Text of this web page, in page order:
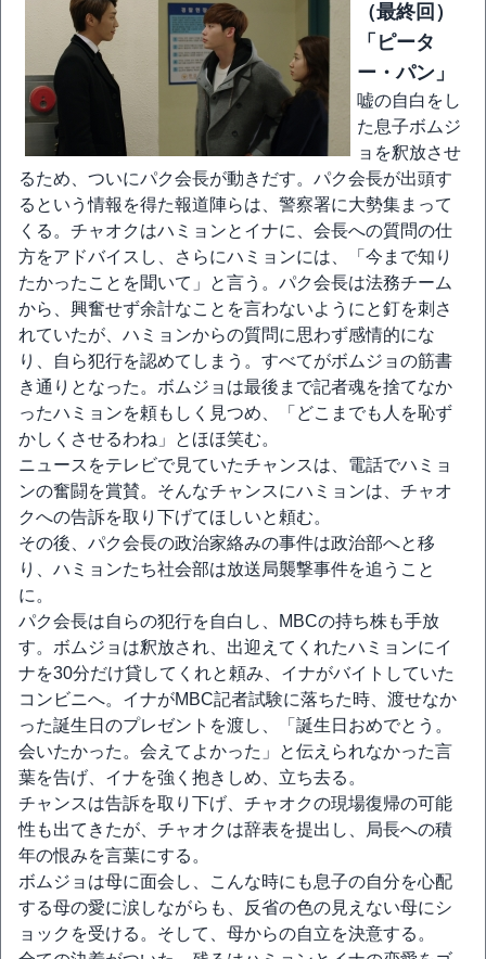
（最終回）
「ピータ
ー・パン」
嘘の自白をし
た息子ボムジ
ョを釈放させ
るため、ついにパク会長が動きだす。パク会長が出頭す
るという情報を得た報道陣らは、警察署に大勢集まって
くる。チャオクはハミョンとイナに、会長への質問の仕
方をアドバイスし、さらにハミョンには、「今まで知り
たかったことを聞いて」と言う。パク会長は法務チーム
から、興奮せず余計なことを言わないようにと釘を刺さ
れていたが、ハミョンからの質問に思わず感情的にな
り、自ら犯行を認めてしまう。すべてがボムジョの筋書
き通りとなった。ボムジョは最後まで記者魂を捨てなか
ったハミョンを頼もしく見つめ、「どこまでも人を恥ず
かしくさせるわね」とほほ笑む。
ニュースをテレビで見ていたチャンスは、電話でハミョ
ンの奮闘を賞賛。そんなチャンスにハミョンは、チャオ
クへの告訴を取り下げてほしいと頼む。
その後、パク会長の政治家絡みの事件は政治部へと移
り、ハミョンたち社会部は放送局襲撃事件を追うこと
に。
パク会長は自らの犯行を自白し、MBCの持ち株も手放
す。ボムジョは釈放され、出迎えてくれたハミョンにイ
ナを30分だけ貸してくれと頼み、イナがバイトしていた
コンビニへ。イナがMBC記者試験に落ちた時、渡せなか
った誕生日のプレゼントを渡し、「誕生日おめでとう。
会いたかった。会えてよかった」と伝えられなかった言
葉を告げ、イナを強く抱きしめ、立ち去る。
チャンスは告訴を取り下げ、チャオクの現場復帰の可能
性も出てきたが、チャオクは辞表を提出し、局長への積
年の恨みを言葉にする。
ボムジョは母に面会し、こんな時にも息子の自分を心配
する母の愛に涙しながらも、反省の色の見えない母にシ
ョックを受ける。そして、母からの自立を決意する。